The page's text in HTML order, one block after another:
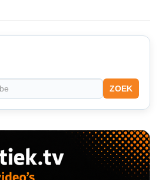
ZOEK